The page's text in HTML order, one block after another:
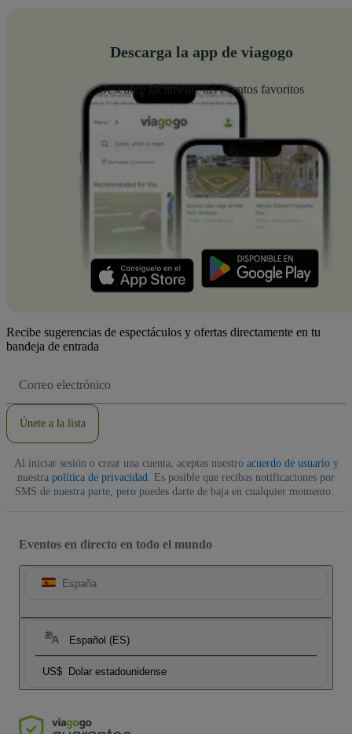
Descarga la app de viagogo
Descubre fácilmente tus eventos favoritos
Recibe sugerencias de espectáculos y ofertas directamente en tu
bandeja de entrada
de
Únete a la lista
Al iniciar sesión o crear una cuenta, aceptas nuestro acuerdo de usuarioy
nuestra política de privacidad. Es posible que recibas notificaciones por
SMS de nuestra parte, pero puedes darte de baja en cualquier momento.
Eventos en directo en todo el mundo
España
Español (ES)
US$ Dolar estadounidense